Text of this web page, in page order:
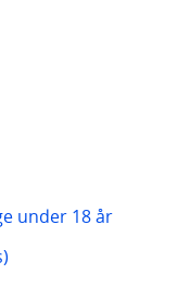
under 18 år